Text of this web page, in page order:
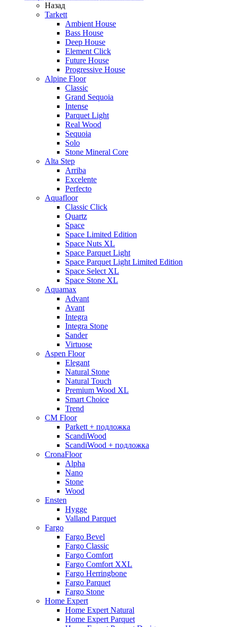
Назад
Tarkett
Ambient House
Bass House
Deep House
Element Click
Future House
Progressive House
Alpine Floor
Classic
Grand Sequoia
Intense
Parquet Light
Real Wood
Sequoia
Solo
Stone Mineral Core
Alta Step
Arriba
Excelente
Perfecto
Aquafloor
Classic Click
Quartz
Space
Space Limited Edition
Space Nuts XL
Space Parquet Light
Space Parquet Light Limited Edition
Space Select XL
Space Stone XL
Aquamax
Advant
Avant
Integra
Integra Stone
Sander
Virtuose
Aspen Floor
Elegant
Natural Stone
Natural Touch
Premium Wood XL
Smart Choice
Trend
CM Floor
Parkett + подложка
ScandiWood
ScandiWood + подложка
CronaFloor
Alpha
Nano
Stone
Wood
Ensten
Hygge
Valland Parquet
Fargo
Fargo Bevel
Fargo Classic
Fargo Comfort
Fargo Comfort XXL
Fargo Herringbone
Fargo Parquet
Fargo Stone
Home Expert
Home Expert Natural
Home Expert Parquet